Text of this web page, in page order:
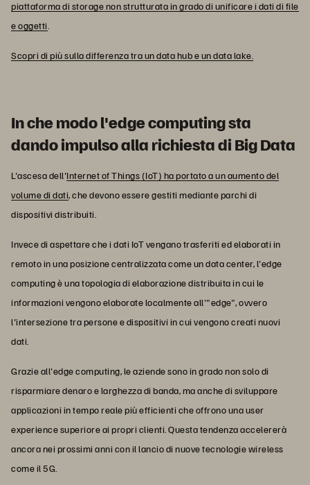
piattaforma di storage non strutturata in grado di unificare i dati di file
e oggetti
Scopri di più sulla differenza tra un data hub e un data lake.
In che modo l'edge computing sta
dando impulso alla richiesta di Big Data
L'ascesa dell'Internet of Things (IoT) ha portato a un aumento del
volume di dati, che devono essere gestiti mediante parchi di
dispositivi distribuiti.
Invece di aspettare che i dati IoT vengano trasferiti ed elaborati in
remoto in una posizione centralizzata come un data center, l'edge
computing è una topologia di elaborazione distribuita in cui le
informazioni vengono elaborate localmente all'"edge", ovvero
l'intersezione tra persone e dispositivi in cui vengono creati nuovi
dati.
Grazie all'edge computing, le aziende sono in grado non solo di
risparmiare denaro e larghezza di banda, ma anche di sviluppare
applicazioni in tempo reale più efficienti che offrono una user
experience superiore ai propri clienti. Questa tendenza accelererà
ancora nei prossimi anni con il lancio di nuove tecnologie wireless
come il 5G.